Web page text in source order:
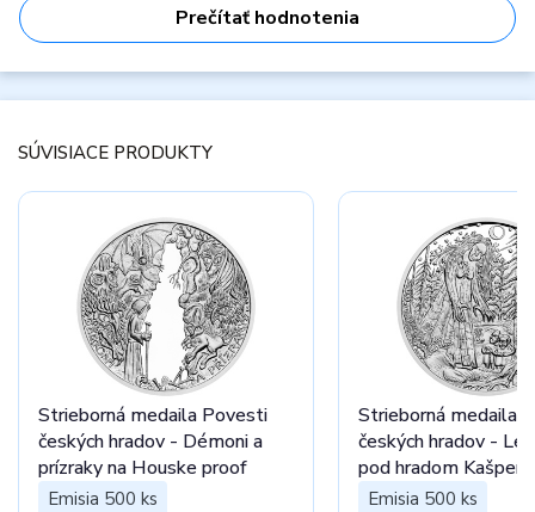
Prečítať hodnotenia
SÚVISIACE PRODUKTY
Strieborná medaila Povesti
českých hradov - Démoni a
prízraky na Houske proof
Emisia 500 ks
Strieborná medaila
českých hradov -
pod hradom
Emisia 500 ks